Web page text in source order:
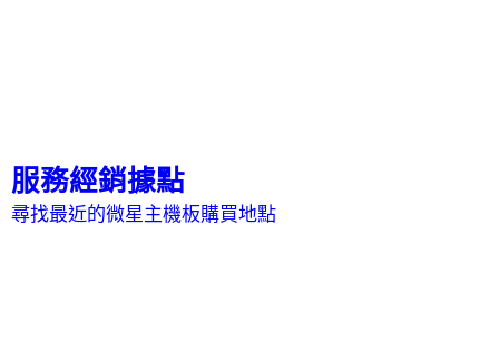
服務經銷據點
尋找最近的微星主機板購買地點